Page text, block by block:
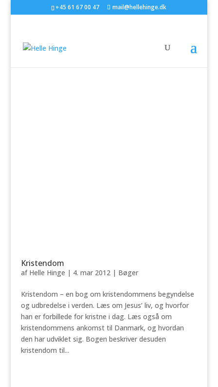
+45 61 67 00 47 mail@hellehinge.dk
Kristendom
af Helle Hinge | 4. mar 2012| Bøger
Kristendom – en bog om kristendommens begyndelse
og udbredelse i verden. Læs om Jesus’ liv, og hvorfor
han er forbillede for kristne i dag. Læs også om
kristendommens ankomst til Danmark, og hvordan
den har udviklet sig. Bogen beskriver desuden
kristendom til...